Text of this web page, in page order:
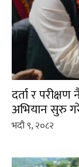
दर्ता र
अभियान सुरु
भदौ ९, २०८२